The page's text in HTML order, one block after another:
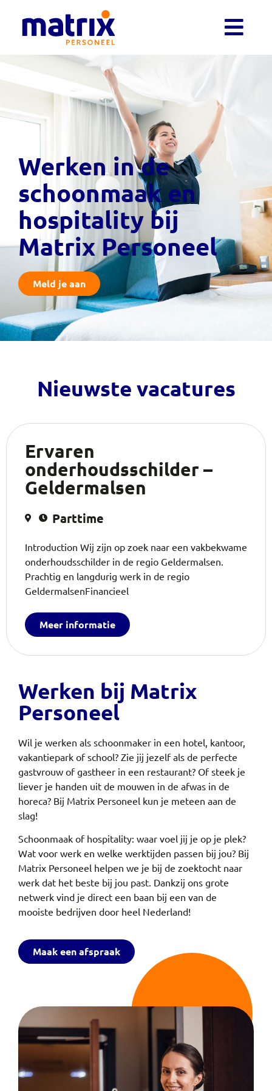
Werken in de
schoonmaak en
hospitality bij
Matrix Personeel
Meld je aan
Nieuwste vacatures
Ervaren
onderhoudsschilder –
Geldermalsen
Parttime
Introduction Wij zijn op zoek naar een vakbekwame
onderhoudsschilder in de regio Geldermalsen.
Prachtig en langdurig werk in de regio
GeldermalsenFinancieel
Meer informatie
Werken bij Matrix
Personeel
Wil je werken als schoonmaker in een hotel, kantoor,
vakantiepark of school? Zie jij jezelf als de perfecte
gastvrouw of gastheer in een restaurant? Of steek je
liever je handen uit de mouwen in de afwas in de
horeca? Bij Matrix Personeel kun je meteen aan de
slag!
Schoonmaak of hospitality: waar voel jij je op je plek?
Wat voor werk en welke werktijden passen bij jou? Bij
Matrix Personeel helpen we je bij de zoektocht naar
werk dat het beste bij jou past. Dankzij ons grote
netwerk vind je direct een baan bij een van de
mooiste bedrijven door heel Nederland!
Maak een afspraak